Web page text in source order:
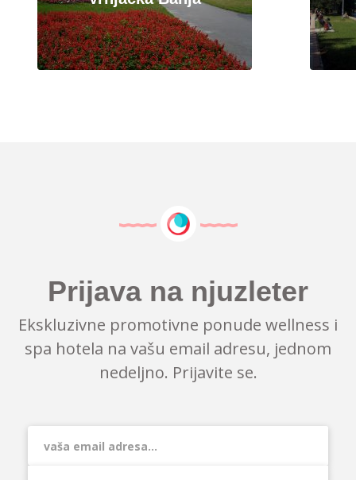
Prijava na njuzleter
Ekskluzivne promotivne ponude wellness i
spa hotela na vašu email adresu, jednom
nedeljno. Prijavite se.